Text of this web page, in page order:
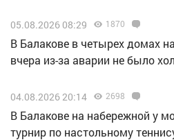
05.08.2026 08:29 1870
В Балакове в четырех домах
вчера из-за аварии не было
04.08.2026 20:14 2698
В Балакове на набережной у
турнир по настольному